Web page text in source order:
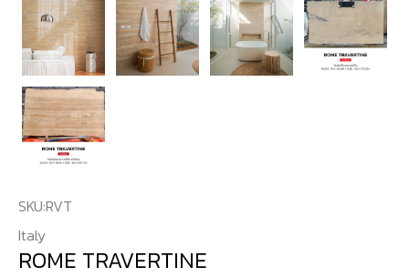
SKU:RVT
Italy
ROME TRAVERTINE